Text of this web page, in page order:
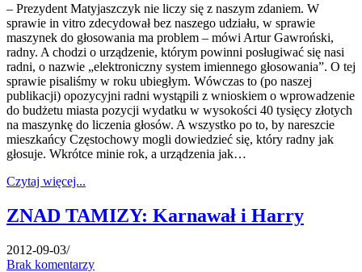
– Prezydent Matyjaszczyk nie liczy się z naszym zdaniem. W
sprawie in vitro zdecydował bez naszego udziału, w sprawie
maszynek do głosowania ma problem – mówi Artur Gawroński,
radny. A chodzi o urządzenie, którym powinni posługiwać się nasi
radni, o nazwie „elektroniczny system imiennego głosowania”. O tej
sprawie pisaliśmy w roku ubiegłym. Wówczas to (po naszej
publikacji) opozycyjni radni wystąpili z wnioskiem o wprowadzenie
do budżetu miasta pozycji wydatku w wysokości 40 tysięcy złotych
na maszynkę do liczenia głosów. A wszystko po to, by nareszcie
mieszkańcy Częstochowy mogli dowiedzieć się, który radny jak
głosuje. Wkrótce minie rok, a urządzenia jak…
Czytaj więcej...
ZNAD TAMIZY: Karnawał i Harry
2012-09-03/
Brak komentarzy